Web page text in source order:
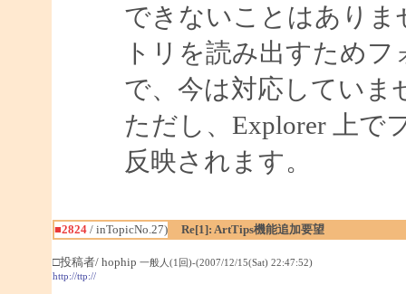
できないことはありま
トリを読み出すため
で、今は対応していま
ただし、Explorer 上で
反映されます。
■2824/ inTopicNo.27) Re[1]: ArtTips機能追加要望
□投稿者/ hophip 一般人(1回)-(2007/12/15(Sat) 22:47:52)
http://ttp://